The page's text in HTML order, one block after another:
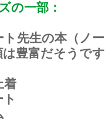
の一部：
ト先生の本（ノ
は豊富だそうで
着